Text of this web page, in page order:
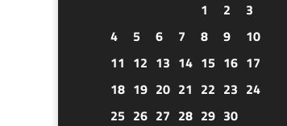
1
2
3
4
5 6 7 8 9
10
11 12 13 14 15 16 17
18 19 20 21 22 23 24
25 26 27 28 29 30